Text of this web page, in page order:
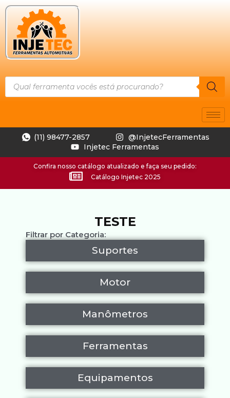
(11) 98477-2857
@InjetecFerramentas
Injetec Ferramentas
Confira nosso catálogo atualizado e faça seu pedido:
Catálogo Injetec 2025
TESTE
Filtrar por Categoria:
Suportes
Motor
Manômetros
Ferramentas
Equipamentos